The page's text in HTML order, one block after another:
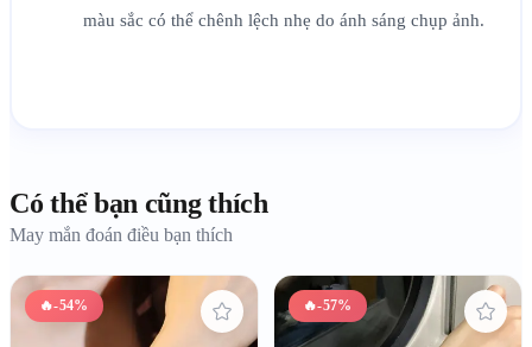
màu sắc có thể chênh lệch nhẹ do ánh sáng chụp ảnh.
Có thể bạn cũng thích
May mắn đoán điều bạn thích
🔥-54% 🔥-57%